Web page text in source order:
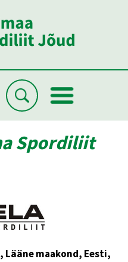
Spordiliit
Lääne maakond, Eesti,